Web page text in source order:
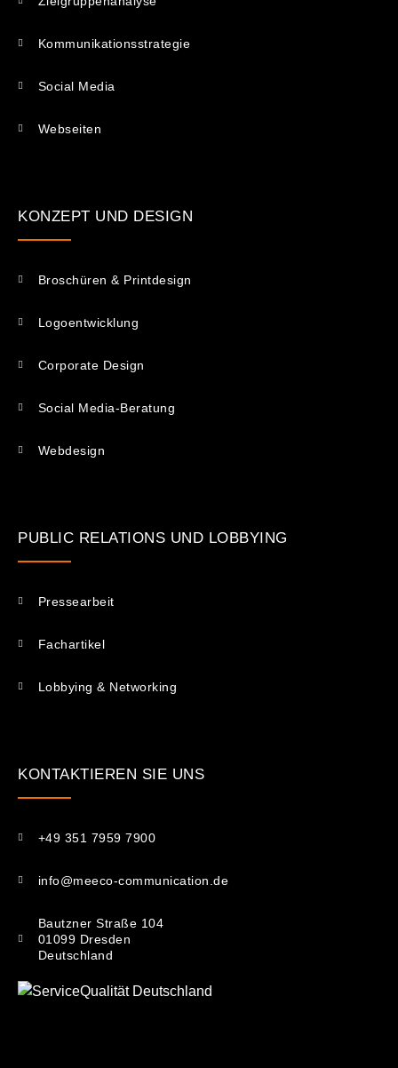
Kommunikations­strategie
Social Media
Webseiten
KONZEPT UND DESIGN
Broschüren & Printdesign
Logoentwicklung
Corporate Design
Social Media-Beratung
Webdesign
PUBLIC RELATIONS UND LOBBYING
Pressearbeit
Fachartikel
Lobbying & Networking
KONTAKTIEREN SIE UNS​
+49 351 7959 7900
info@meeco-communication.de
Bautzner Straße 104
01099 Dresden
Deutschland